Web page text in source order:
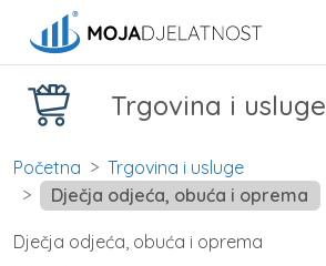
Trgovina i usluge
Početna
Trgovina i usluge
Dječja odjeća, obuća i oprema
Dječja odjeća, obuća i oprema